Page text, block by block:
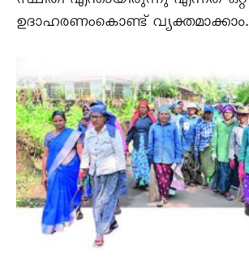
ഉദാഹരണംകൊണ്ട് വ്യക്തമാക്കാം.